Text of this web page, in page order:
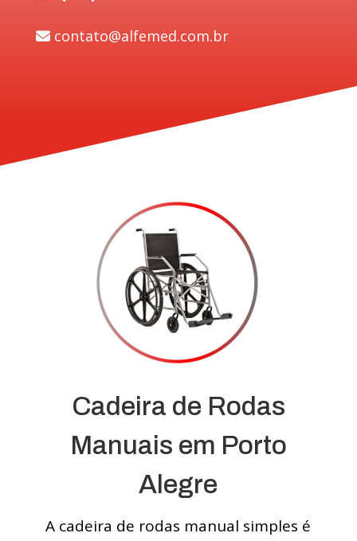
contato@alfemed.com.br
Cadeira de Rodas
Manuais em Porto
Alegre
A cadeira de rodas manual simples é